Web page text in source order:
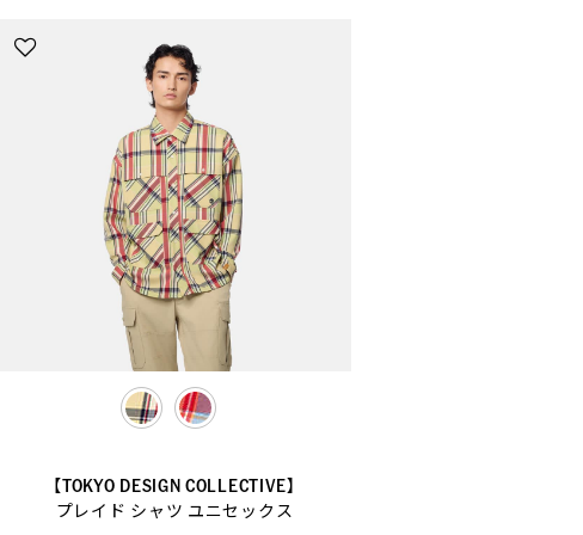
selected
【TOKYO DESIGN COLLECTIVE】
プレイド シャツ ユニセックス